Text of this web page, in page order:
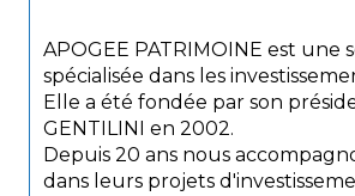
APOGEE PATRIMOINE est une
spécialisée dans les
Elle a été fondée par son
GENTILINI en 2002.
Depuis 20 ans nous
dans leurs projets